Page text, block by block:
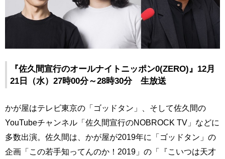
『佐久間宣行のオールナイトニッポン0(ZERO)』12月
21日（水）27時00分～28時30分 生放送
かが屋はテレビ東京の「ゴッドタン」、そして佐久間の
YouTubeチャンネル「佐久間宣行のNOBROCK TV」などに
多数出演。佐久間は、かが屋が2019年に「ゴッドタン」の
企画「この若手知ってんのか！2019」の「『こいつは天才